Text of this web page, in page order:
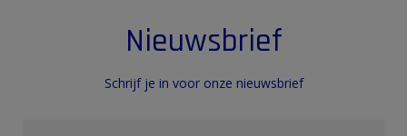
Nieuwsbrief
Schrijf je in voor onze nieuwsbrief